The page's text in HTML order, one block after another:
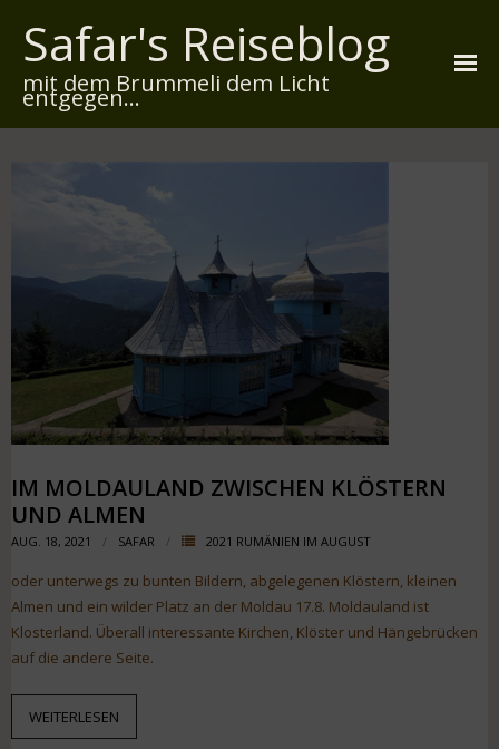
Safar's Reiseblog
mit dem Brummeli dem Licht
entgegen...
Über mich
Datenschutz
IM MOLDAULAND ZWISCHEN KLÖSTERN
UND ALMEN
AUG. 18, 2021 SAFAR 2021 RUMÄNIEN IM AUGUST
oder unterwegs zu bunten Bildern, abgelegenen Klöstern, kleinen
Almen und ein wilder Platz an der Moldau 17.8. Moldauland ist
Klosterland. Überall interessante Kirchen, Klöster und Hängebrücken
auf die andere Seite.
WEITERLESEN